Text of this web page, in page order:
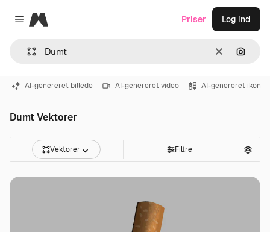
Close menu
Magnific
Klar Søg
Priser Log ind
AI-genereret billede AI-genereret video AI-genereret ikon
Dumt Vektorer
Vektorer Filtre